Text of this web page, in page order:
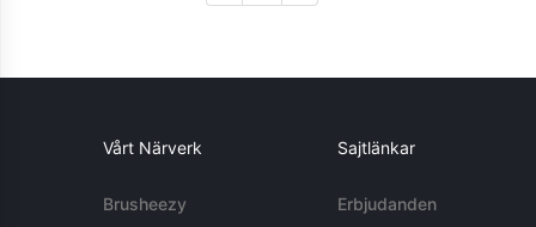
Vårt Närverk
Brusheezy
Sajtlänkar
Erbjudanden